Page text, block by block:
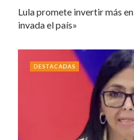
Lula promete invertir más
invada el país»
DESTACADAS